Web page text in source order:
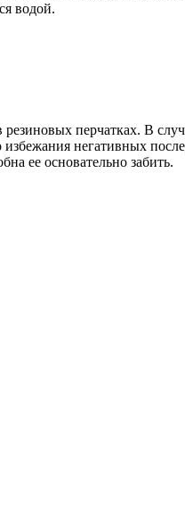
водой.
перчатках. В
негативных
ее основательно забить.